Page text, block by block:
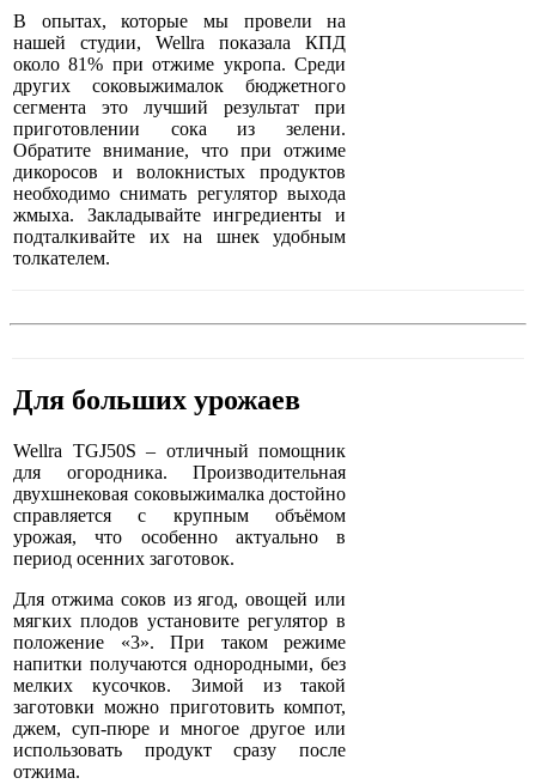
В опытах, которые мы провели на
нашей студии, Wellra показала КПД
около 81% при отжиме укропа. Среди
других соковыжималок бюджетного
сегмента это лучший результат при
приготовлении сока из зелени.
Обратите внимание, что при отжиме
дикоросов и волокнистых продуктов
необходимо снимать регулятор выхода
жмыха. Закладывайте ингредиенты и
подталкивайте их на шнек удобным
толкателем.
Для больших урожаев
Wellra TGJ50S – отличный помощник
для огородника. Производительная
двухшнековая соковыжималка достойно
справляется с крупным объёмом
урожая, что особенно актуально в
период осенних заготовок.
Для отжима соков из ягод, овощей или
мягких плодов установите регулятор в
положение «3». При таком режиме
напитки получаются однородными, без
мелких кусочков. Зимой из такой
заготовки можно приготовить компот,
джем, суп-пюре и многое другое или
использовать продукт сразу после
отжима.